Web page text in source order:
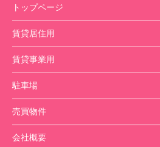
トップページ
賃貸居住用
賃貸事業用
駐車場
売買物件
会社概要